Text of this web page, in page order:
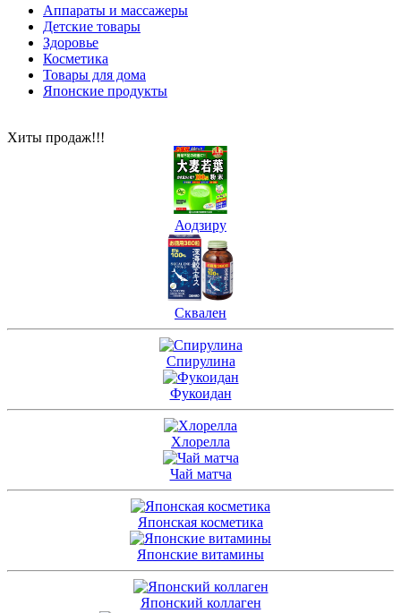
Аппараты и массажеры
Детские товары
Здоровье
Косметика
Товары для дома
Японские продукты
Хиты продаж!!!
Аодзиру
Сквален
Спирулина
Фукоидан
Хлорелла
Чай матча
Японская косметика
Японские витамины
Японский коллаген